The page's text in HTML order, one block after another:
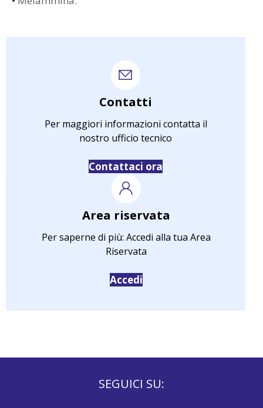
Contatti
Per maggiori informazioni contatta il
nostro ufficio tecnico
Contattaci ora
Area riservata
Per saperne di più: Accedi alla tua Area
Riservata
Accedi
SEGUICI SU: